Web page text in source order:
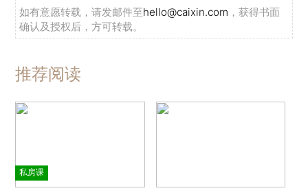
如有意愿转载，请发邮件至hello@caixin.com ，获得书面
确认及授权后，方可转载。
推荐阅读
私房课